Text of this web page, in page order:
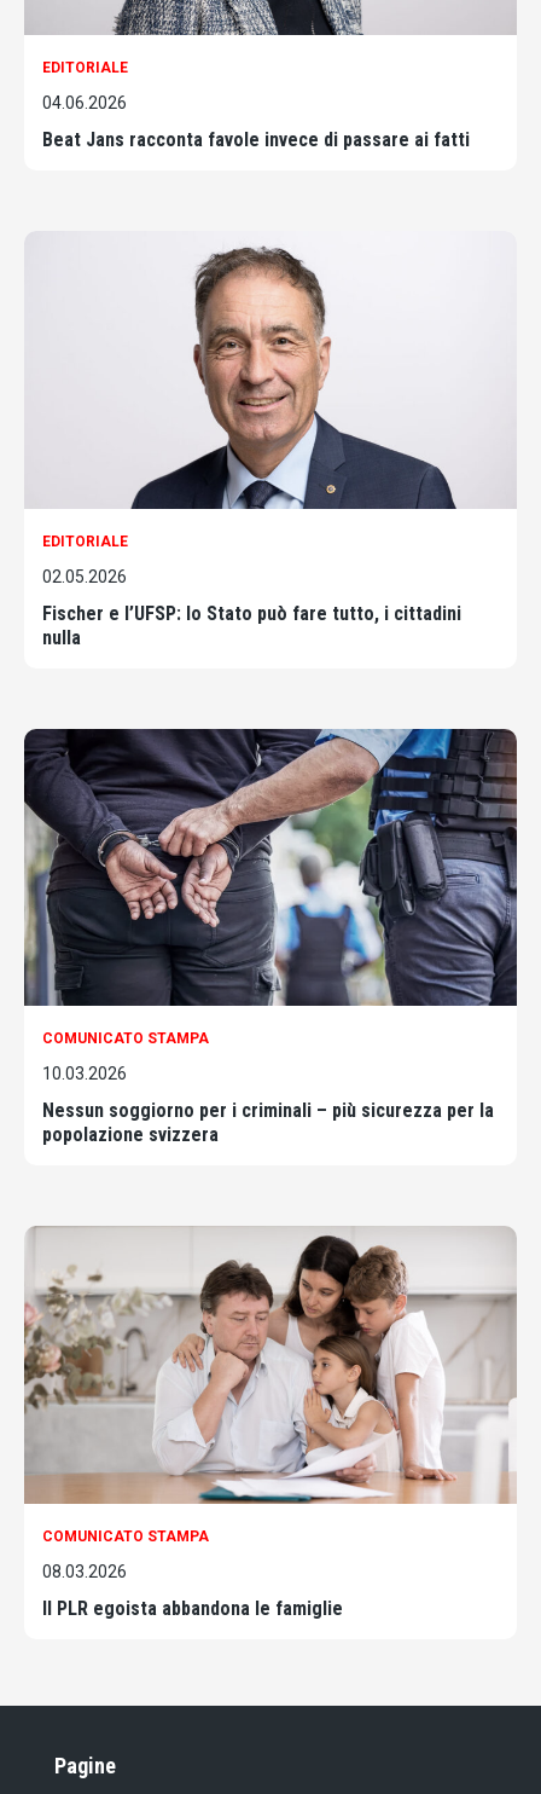
EDITORIALE
04.06.2026
Beat Jans racconta favole invece di passare ai fatti
EDITORIALE
02.05.2026
Fischer e l’UFSP: lo Stato può fare tutto, i cittadini
nulla
COMUNICATO STAMPA
10.03.2026
Nessun soggiorno per i criminali – più sicurezza per la
popolazione svizzera
COMUNICATO STAMPA
08.03.2026
Il PLR egoista abbandona le famiglie
Pagine